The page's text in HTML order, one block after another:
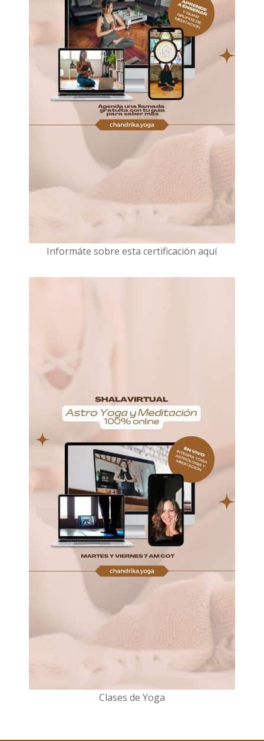
Informáte sobre esta certificación aquí
Clases de Yoga